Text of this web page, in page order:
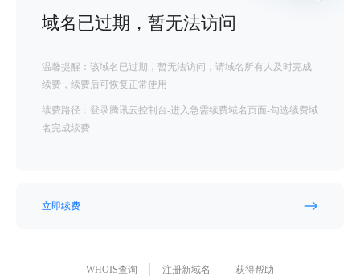
域名已过期，暂无法访问
温馨提醒：该域名已过期，暂无法访问，请域名所有人及时完成
续费，续费后可恢复正常使用
续费路径：登录腾讯云控制台-进入急需续费域名页面-勾选续费域
名完成续费
立即续费
WHOIS查询 注册新域名 获得帮助